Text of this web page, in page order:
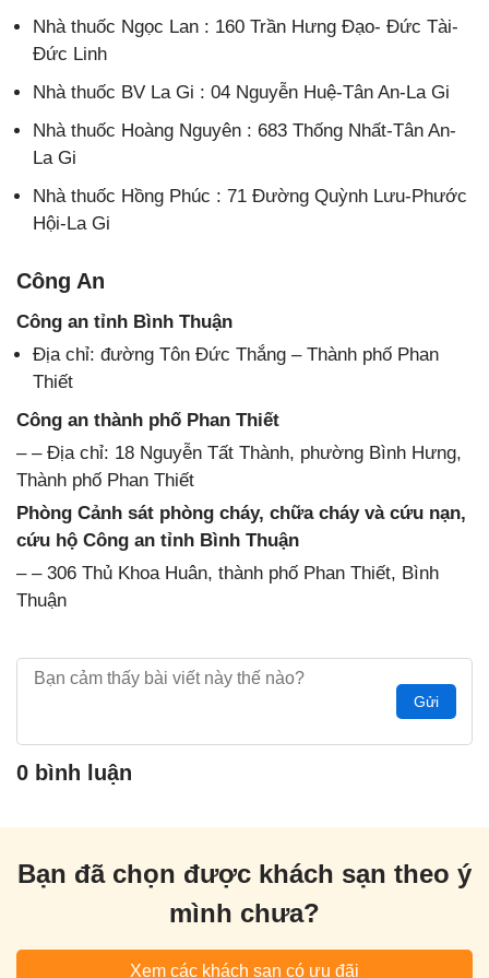
Nhà thuốc Ngọc Lan : 160 Trần Hưng Đạo- Đức Tài-
Đức Linh
Nhà thuốc BV La Gi : 04 Nguyễn Huệ-Tân An-La Gi
Nhà thuốc Hoàng Nguyên : 683 Thống Nhất-Tân An-
La Gi
Nhà thuốc Hồng Phúc : 71 Đường Quỳnh Lưu-Phước
Hội-La Gi
Công An
Công an tỉnh Bình Thuận
Địa chỉ: đường Tôn Đức Thắng – Thành phố Phan
Thiết
Công an thành phố Phan Thiết
– – Địa chỉ: 18 Nguyễn Tất Thành, phường Bình Hưng,
Thành phố Phan Thiết
Phòng Cảnh sát phòng cháy, chữa cháy và cứu nạn,
cứu hộ Công an tỉnh Bình Thuận
– – 306 Thủ Khoa Huân, thành phố Phan Thiết, Bình
Thuận
Gửi
0 bình luận
Bạn đã chọn được khách sạn theo ý
mình chưa?
Xem các khách sạn có ưu đãi